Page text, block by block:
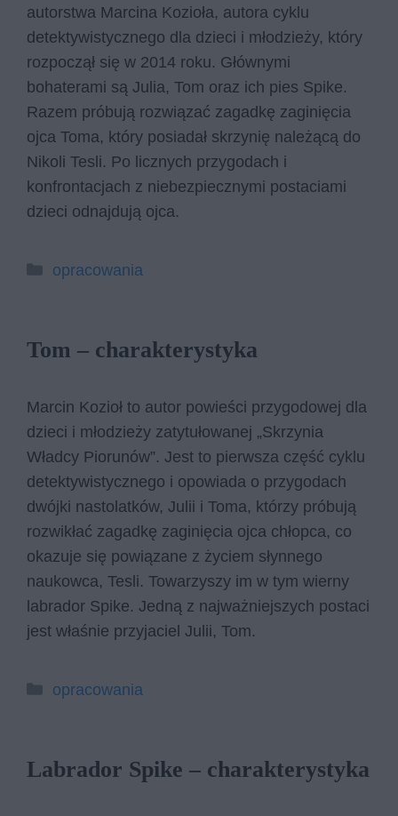
autorstwa Marcina Kozioła, autora cyklu
detektywistycznego dla dzieci i młodzieży, który
rozpoczął się w 2014 roku. Głównymi
bohaterami są Julia, Tom oraz ich pies Spike.
Razem próbują rozwiązać zagadkę zaginięcia
ojca Toma, który posiadał skrzynię należącą do
Nikoli Tesli. Po licznych przygodach i
konfrontacjach z niebezpiecznymi postaciami
dzieci odnajdują ojca.
Kategorie
opracowania
Tom – charakterystyka
Marcin Kozioł to autor powieści przygodowej dla
dzieci i młodzieży zatytułowanej „Skrzynia
Władcy Piorunów”. Jest to pierwsza część cyklu
detektywistycznego i opowiada o przygodach
dwójki nastolatków, Julii i Toma, którzy próbują
rozwikłać zagadkę zaginięcia ojca chłopca, co
okazuje się powiązane z życiem słynnego
naukowca, Tesli. Towarzyszy im w tym wierny
labrador Spike. Jedną z najważniejszych postaci
jest właśnie przyjaciel Julii, Tom.
Kategorie
opracowania
Labrador Spike – charakterystyka